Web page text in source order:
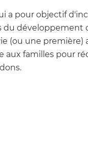
a pour objectif
du développement
(ou une première)
familles pour